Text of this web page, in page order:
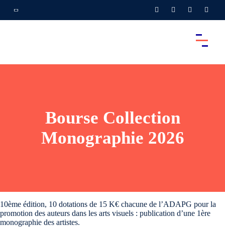
Bourse Collection
Monographie 2026
10ème édition, 10 dotations de 15 K€ chacune de l’ADAPG pour la
promotion des auteurs dans les arts visuels : publication d’une 1ère
monographie des artistes.